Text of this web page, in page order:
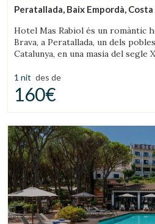
Peratallada, Baix Empordà, Costa
Hotel Mas Rabiol és un romàntic
Brava, a Peratallada, un dels
Catalunya, en una masia del segle
1 nit des de
160€